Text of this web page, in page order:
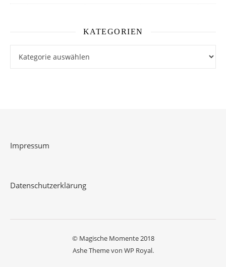
KATEGORIEN
Impressum
Datenschutzerklärung
© Magische Momente 2018
Ashe Theme von WP Royal.